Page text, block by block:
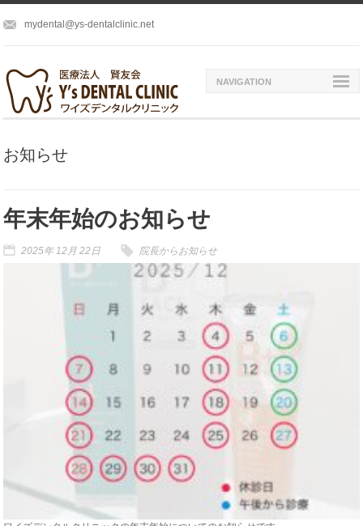
mydental@ys-dentalclinic.net
NAVIGATION
お知らせ
年末年始のお知らせ
2025年 12月 22日 お知らせ
院長から